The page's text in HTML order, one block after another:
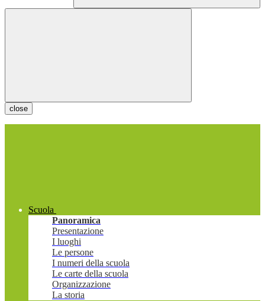
close
Scuola
Panoramica
Presentazione
I luoghi
Le persone
I numeri della scuola
Le carte della scuola
Organizzazione
La storia